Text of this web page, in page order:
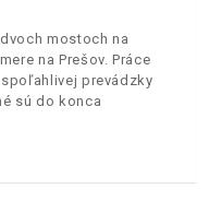
mostoch na
na Prešov. Práce
prevádzky
sú do konca